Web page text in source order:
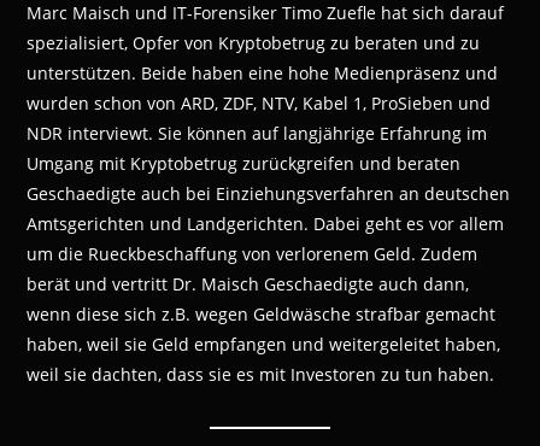
Marc Maisch und IT-Forensiker Timo Zuefle hat sich darauf
spezialisiert, Opfer von Kryptobetrug zu beraten und zu
unterstützen. Beide haben eine hohe Medienpräsenz und
wurden schon von ARD, ZDF, NTV, Kabel 1, ProSieben und
NDR interviewt. Sie können auf langjährige Erfahrung im
Umgang mit Kryptobetrug zurückgreifen und beraten
Geschaedigte auch bei Einziehungsverfahren an deutschen
Amtsgerichten und Landgerichten. Dabei geht es vor allem
um die Rueckbeschaffung von verlorenem Geld. Zudem
berät und vertritt Dr. Maisch Geschaedigte auch dann,
wenn diese sich z.B. wegen Geldwäsche strafbar gemacht
haben, weil sie Geld empfangen und weitergeleitet haben,
weil sie dachten, dass sie es mit Investoren zu tun haben.